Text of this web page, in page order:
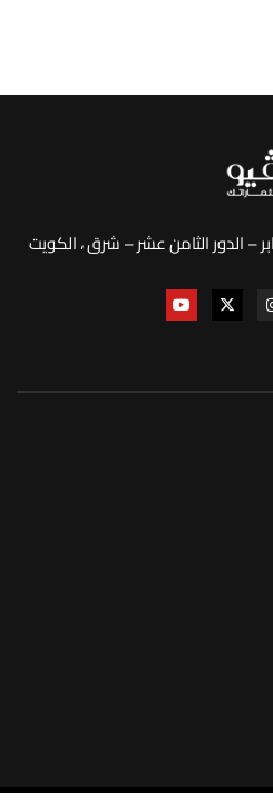
– الدور الثامن عشر – شرق ، الكويت